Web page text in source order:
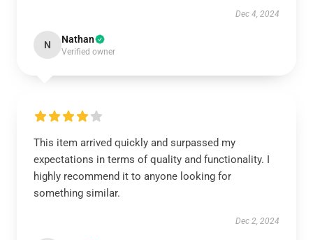
Dec 4, 2024
N Nathan
Verified owner
This item arrived quickly and surpassed my
expectations in terms of quality and functionality. I
highly recommend it to anyone looking for
something similar.
Dec 2, 2024